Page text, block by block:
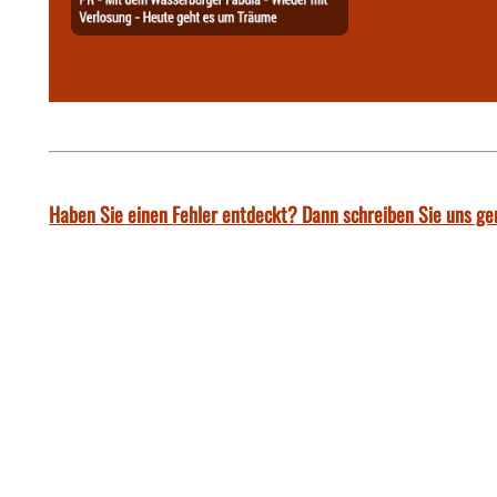
Haben Sie einen Fehler entdeckt? Dann schreiben Sie uns